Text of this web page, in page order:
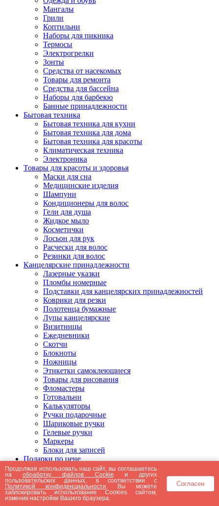
Мангалы
Грили
Коптильни
Наборы для пикника
Термосы
Электрогрелки
Зонты
Средства от насекомых
Товары для ремонта
Средства для бассейна
Наборы для барбекю
Банные принадлежности
Бытовая техника
Бытовая техника для кухни
Бытовая техника для дома
Бытовая техника для красоты
Климатическая техника
Электроника
Товары для красоты и здоровья
Маски для сна
Медицинские изделия
Шампуни
Кондиционеры для волос
Гели для душа
Жидкое мыло
Косметички
Лосьон для рук
Расчески для волос
Резинки для волос
Канцелярские принадлежности
Лазерные указки
Пломбы номерные
Подставки для канцелярских принадлежностей
Коврики для резки
Полотенца бумажные
Лупы канцелярские
Визитницы
Ежедневники
Скотчи
Блокноты
Ножницы
Этикетки самоклеющиеся
Товары для рисования
Фломастеры
Готовальни
Калькуляторы
Ручки подарочные
Шариковые ручки
Гелевые ручки
Маркеры
Блоки для записей
Подарки по цене
Подарки от 5000 рублей
Подарки до 5000 рублей
Подарки до 3000 рублей
Подарки до 2000 рублей
Подарки до 1000 рублей
Продолжая использовать наш сайт, вы соглашаетесь
наобработку файлов Cookie и других
пользовательских данных, в соответствии с
Политикой конфиденциальности . Вы можете
заблокировать использование Cookies сайтом,
изменив настройки Вашего браузера.
Согласен